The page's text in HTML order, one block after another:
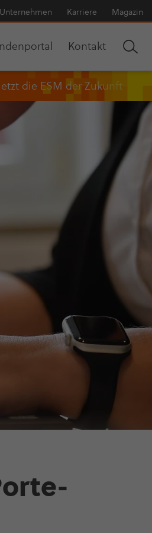
Unter­neh­men Karriere Magazin
Kontakt
die ESM der Zukunft